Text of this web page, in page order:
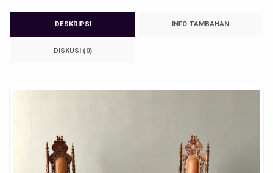
DESKRIPSI INFO TAMBAHAN
DISKUSI (0)